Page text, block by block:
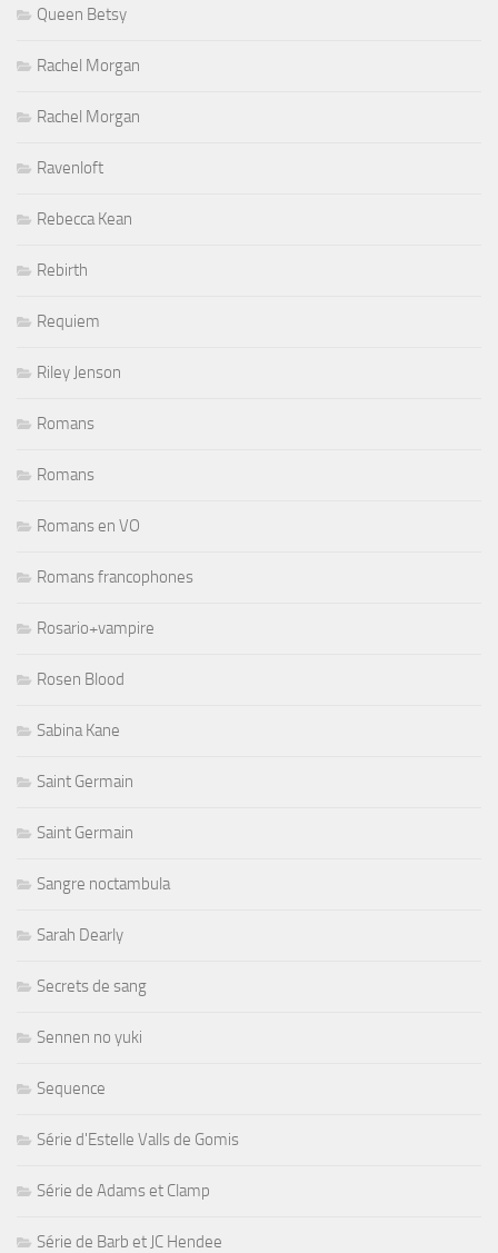
Queen Betsy
Rachel Morgan
Rachel Morgan
Ravenloft
Rebecca Kean
Rebirth
Requiem
Riley Jenson
Romans
Romans
Romans en VO
Romans francophones
Rosario+vampire
Rosen Blood
Sabina Kane
Saint Germain
Saint Germain
Sangre noctambula
Sarah Dearly
Secrets de sang
Sennen no yuki
Sequence
Série d'Estelle Valls de Gomis
Série de Adams et Clamp
Série de Barb et JC Hendee